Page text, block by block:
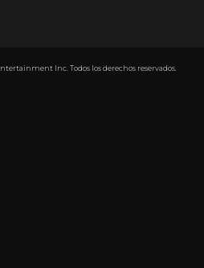
Inc. Todos los derechos reservados.